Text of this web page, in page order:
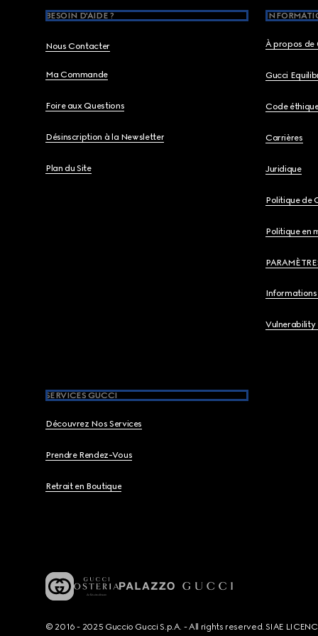
BESOIN D'AIDE ?
Nous Contacter
Ma Commande
Foire aux Questions
Désinscription à la Newsletter
Plan du Site
À propos de
Gucci
Code
Carrières
Juridique
Politique de
Politique en
Informations
Vulnerability
SERVICES GUCCI
Découvrez Nos Services
Prendre Rendez-Vous
Retrait en Boutique
© 2016 - 2025 Guccio Gucci S.p.A. - All rights reserved. SIAE